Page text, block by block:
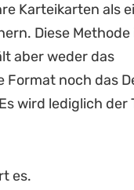
Karteikarten als
Diese
aber weder das
Format noch das
wird lediglich der
es.